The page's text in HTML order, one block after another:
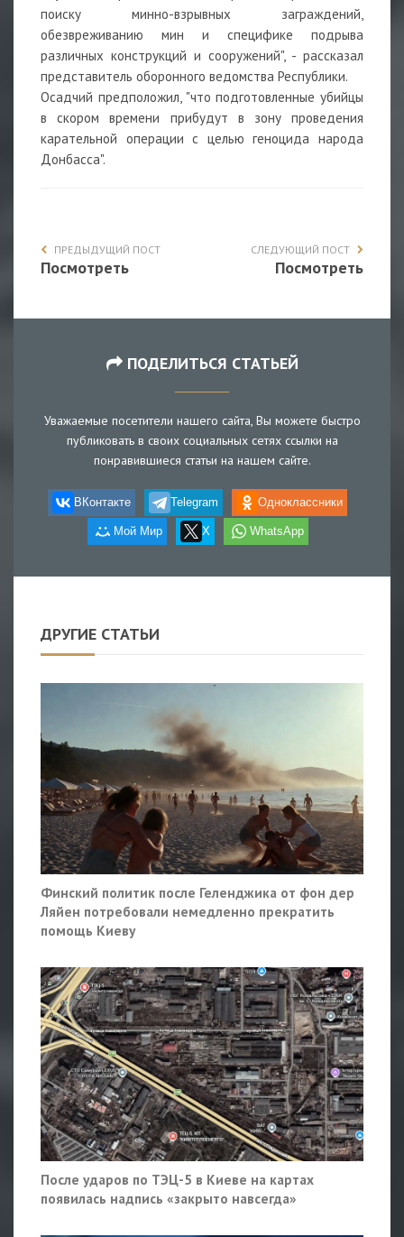
поиску минно-взрывных заграждений,
обезвреживанию мин и специфике подрыва
различных конструкций и сооружений", - рассказал
представитель оборонного ведомства Республики.
Осадчий предположил, "что подготовленные убийцы
в скором времени прибудут в зону проведения
карательной операции с целью геноцида народа
Донбасса".
ПРЕДЫДУЩИЙ ПОСТ
Посмотреть
СЛЕДУЮЩИЙ ПОСТ
Посмотреть
ПОДЕЛИТЬСЯ СТАТЬЕЙ
Уважаемые посетители нашего сайта, Вы можете быстро
публиковать в своих социальных сетях ссылки на
понравившиеся статьи на нашем сайте.
ВКонтакте Telegram Одноклассники
Мой Мир X WhatsApp
ДРУГИЕ СТАТЬИ
Финский политик после Геленджика от фон дер
Ляйен потребовали немедленно прекратить
помощь Киеву
После ударов по ТЭЦ-5 в Киеве на картах
появилась надпись «закрыто навсегда»